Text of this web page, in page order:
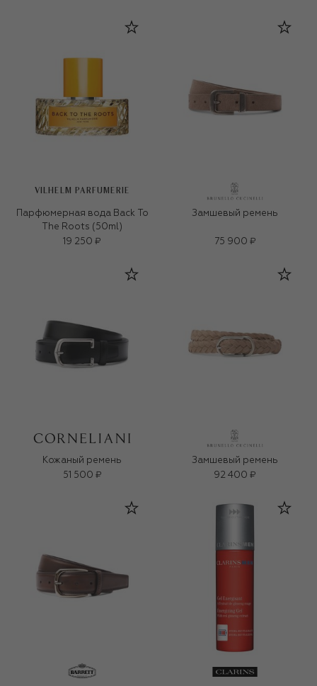
VILHELM PARFUMERIE
Парфюмерная вода Back To
The Roots (50ml)
19 250 ₽
Замшевый ремень
75 900 ₽
Кожаный ремень
51 500 ₽
Замшевый ремень
92 400 ₽